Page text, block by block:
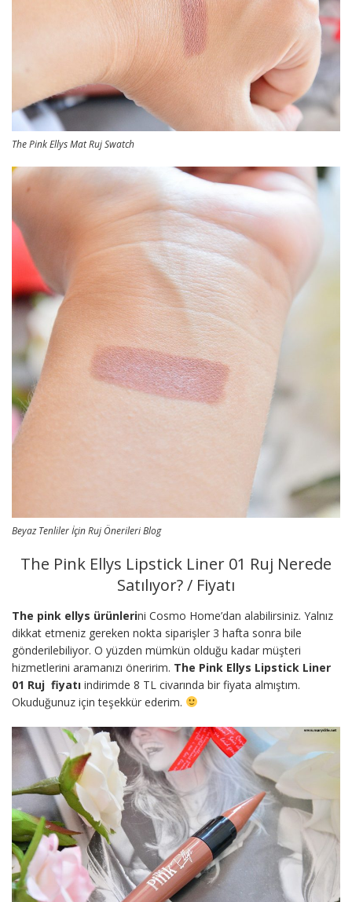
The Pink Ellys Mat Ruj Swatch
Beyaz Tenliler İçin Ruj Önerileri Blog
The Pink Ellys Lipstick Liner 01 Ruj Nerede
Satılıyor? / Fiyatı
The pink ellys ürünlerini Cosmo Home’dan alabilirsiniz. Yalnız
dikkat etmeniz gereken nokta siparişler 3 hafta sonra bile
gönderilebiliyor. O yüzden mümkün olduğu kadar müşteri
hizmetlerini aramanızı öneririm. The Pink Ellys Lipstick Liner
01 Ruj fiyatı indirimde 8 TL civarında bir fiyata almıştım.
Okuduğunuz için teşekkür ederim.